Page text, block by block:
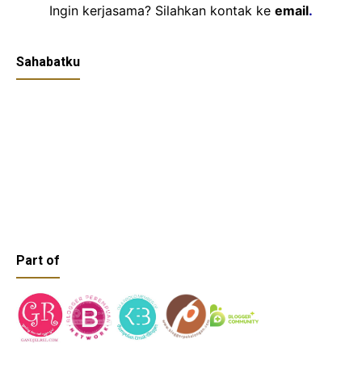
Ingin kerjasama? Silahkan kontak ke email.
Sahabatku
Part of